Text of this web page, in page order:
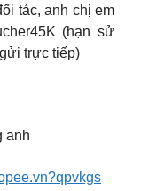
tác, anh chị em
(hạn sử
trực tiếp)
anh